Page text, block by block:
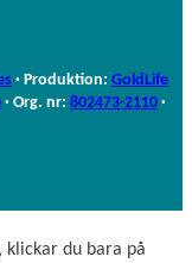
· Produktion: GoldLife
· Org. nr: 802473-2110 ·
klickar du bara på